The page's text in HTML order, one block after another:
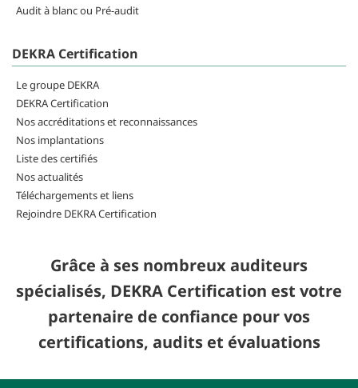
Audit à blanc ou Pré-audit
DEKRA Certification
Le groupe DEKRA
DEKRA Certification
Nos accréditations et reconnaissances
Nos implantations
Liste des certifiés
Nos actualités
Téléchargements et liens
Rejoindre DEKRA Certification
Grâce à ses nombreux auditeurs
spécialisés, DEKRA Certification est votre
partenaire de confiance pour vos
certifications, audits et évaluations